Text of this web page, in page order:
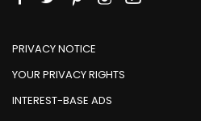
PRIVACY NOTICE
YOUR PRIVACY RIGHTS
INTEREST-BASE ADS